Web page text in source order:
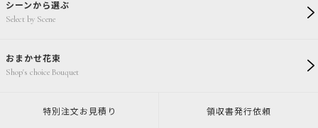
シーンから選ぶ
Select by Scene
おまかせ花束
Shop's choice Bouquet
特別注文 お見積り 領収書発行依頼